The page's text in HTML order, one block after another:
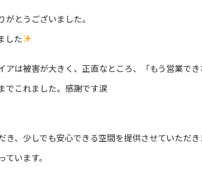
とうございました。
した
アは被害が大きく、正直なところ、「もう営業で
でこれました。感謝です涙
、少しでも安心できる空間を提供させていただき
います。